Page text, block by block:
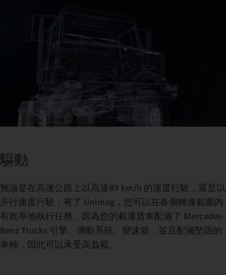
即使在困難的越野地形上，30° 車軸鉸接也能為你提供最佳的牽
Unimog 的涉水能力使您能夠穿越高達 1.2 m 深的河流、小溪或
洪水區域。
驅動
無論是在高速公路上以高達89 km/h 的速度行駛，還是以
步行速度行駛：有了 Unimog，您可以在各個轉速範圍內
有效率地執行任務。因為您的載運貨車配備了 Mercedes-
Benz Trucks 引擎、傳動系統、變速箱，並且配備堅固的
車軸，因此可以承受高負載。